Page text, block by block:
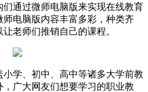
们通过微师电脑版来实现在线教育
电脑版内容丰富多彩，种类齐
老师们推销自己的课程。
学、初中、高中等诸多大学前教
广大网友们想要学习的职业教